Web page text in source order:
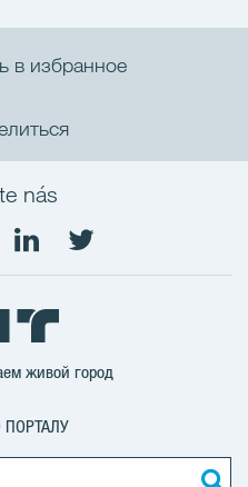
в избранное
nás
живой город